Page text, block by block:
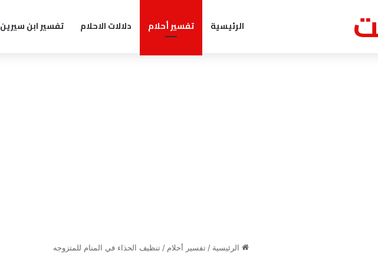
الرئيسية تفسير أحلام دلالات الاحلام تفسير ابن سيرين
الرئيسية / تفسير أحلام / تنظيف الحذاء في المنام للمتزوجه